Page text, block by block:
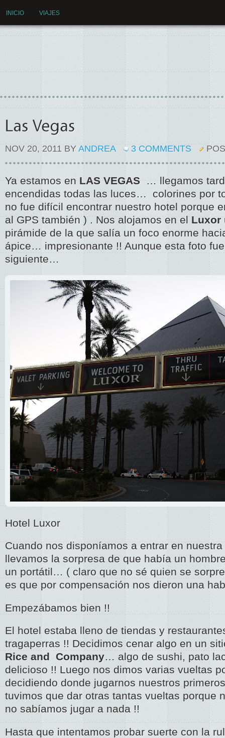
INICIO VIAJES
NOV 20, 2011 BY ANDREA 3 COMMENTS
Ya estamos en LAS VEGAS
… llegamos
encendidas todas las luces… colorines por
no fue difícil encontrar nuestro hotel porque
al GPS también ) . Nos alojamos en el Luxor
pirámide de la que salía un foco enorme
ápice… impresionante !! Aunque esta foto
siguiente…
Hotel Luxor
Cuando nos disponíamos a entrar en
llevamos la sorpresa de que había un
un portátil… ( claro que no sé quien se
es que por compensación nos dieron una
Empezábamos bien !!
El hotel estaba lleno de tiendas y
tragaperras !! Decidimos cenar algo en un
Rice and Company… algo de sushi, pato
delicioso !! Luego nos dimos varias vueltas
decidiendo donde jugarnos nuestros
tuvimos que dar otras tantas vueltas porque
no sabíamos jugar a nada !!
Hasta que intentamos probar suerte con la